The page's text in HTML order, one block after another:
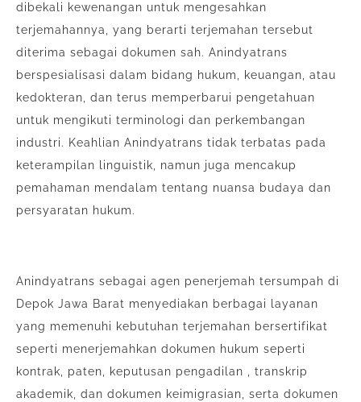
dibekali kewenangan untuk mengesahkan
terjemahannya, yang berarti terjemahan tersebut
diterima sebagai dokumen sah. Anindyatrans
berspesialisasi dalam bidang hukum, keuangan, atau
kedokteran, dan terus memperbarui pengetahuan
untuk mengikuti terminologi dan perkembangan
industri. Keahlian Anindyatrans tidak terbatas pada
keterampilan linguistik, namun juga mencakup
pemahaman mendalam tentang nuansa budaya dan
persyaratan hukum.
Anindyatrans sebagai agen penerjemah tersumpah di
Depok Jawa Barat menyediakan berbagai layanan
yang memenuhi kebutuhan terjemahan bersertifikat
seperti menerjemahkan dokumen hukum seperti
kontrak, paten, keputusan pengadilan , transkrip
akademik, dan dokumen keimigrasian, serta dokumen